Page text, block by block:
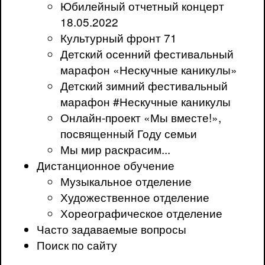
Юбилейный отчетный концерт
18.05.2022
Культурный фронт 71
Детский осенний фестивальный
марафон «Нескучные каникулы»
Детский зимний фестивальный
марафон #Нескучные каникулы
Онлайн-проект «Мы вместе!»,
посвященный Году семьи
Мы мир раскрасим...
Дистанционное обучение
Музыкальное отделение
Художественное отделение
Хореографическое отделение
Часто задаваемые вопросы
Поиск по сайту